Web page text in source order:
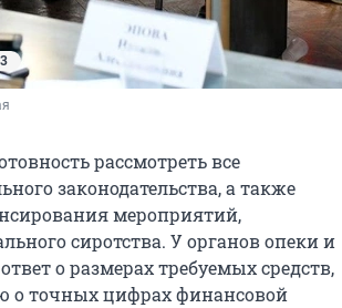
рассмотреть все
законодательства, а также
мероприятий,
сиротства. У органов опеки и
о размерах требуемых средств,
о точных цифрах финансовой